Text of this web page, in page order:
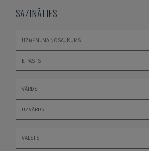
SAZINĀTIES